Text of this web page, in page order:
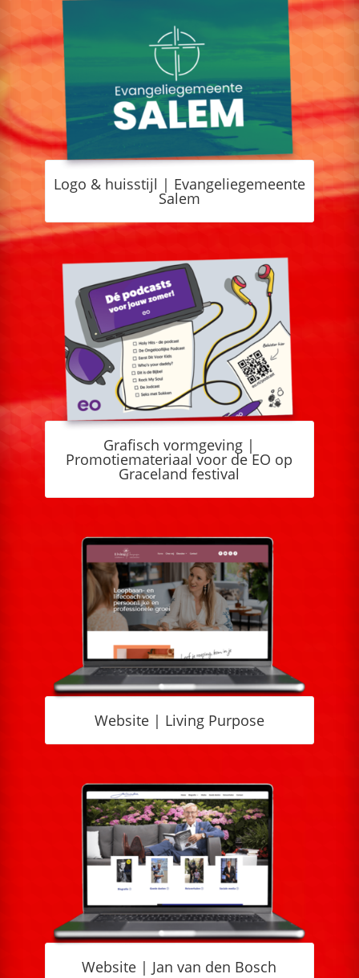
Logo & huisstijl | Evangeliegemeente
Salem
Grafisch vormgeving |
Promotiemateriaal voor de EO op
Graceland festival
Website | Living Purpose
Website | Jan van den Bosch